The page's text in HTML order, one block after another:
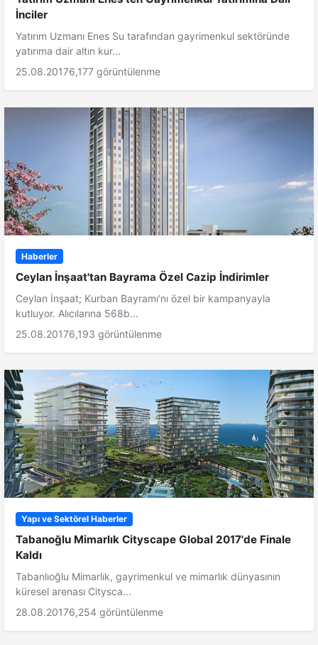
İnciler
Yatırım Uzmanı Enes Su tarafından gayrimenkul sektöründe
yatırıma dair altın kur...
25.08.20176,177 görüntülenme
Haberler
Ceylan İnşaat'tan Bayrama Özel Cazip İndirimler
Ceylan İnşaat; Kurban Bayramı’nı özel bir kampanyayla
kutluyor. Alıcılarına 568b...
25.08.20176,193 görüntülenme
Yapı ve Sektörel Haberler
Tabanoğlu Mimarlık Cityscape Global 2017'de Finale
Kaldı
Tabanlıoğlu Mimarlık, gayrimenkul ve mimarlık dünyasının
küresel arenası Citysca...
28.08.20176,254 görüntülenme